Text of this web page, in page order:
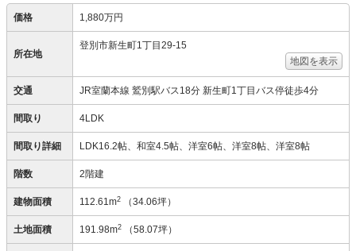
価格 1,880万円
所在地
登別市新生町1丁目29-15
地図を表示
交通 JR室蘭本線 鷲別駅バス18分 新生町1丁目バス停徒歩4分
間取り 4LDK
間取り詳細 LDK16.2帖、和室4.5帖、洋室6帖、洋室8帖、洋室8帖
階数 2階建
建物面積 112.61m2 （34.06坪）
土地面積 191.98m2 （58.07坪）